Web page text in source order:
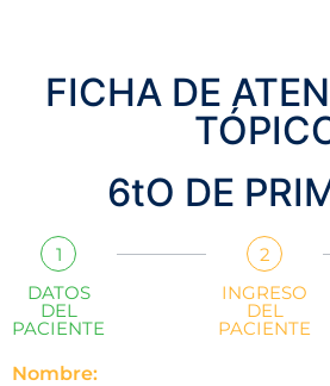
FICHA DE
6tO DE
1
DATOS
DEL
PACIENTE
2
INGRESO
DEL
PACIENTE
Nombre: